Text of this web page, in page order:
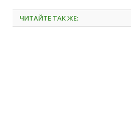
ЧИТАЙТЕ ТАК ЖЕ: